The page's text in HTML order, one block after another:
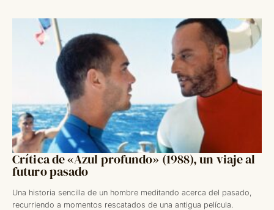
Crítica de «Azul profundo» (1988), un viaje al
futuro pasado
Una historia sencilla de un hombre meditando acerca del pasado,
recurriendo a momentos rescatados de una antigua película.